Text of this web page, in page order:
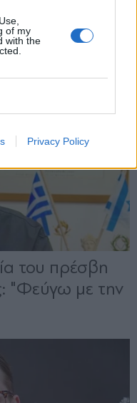
of my
with the
Privacy Policy